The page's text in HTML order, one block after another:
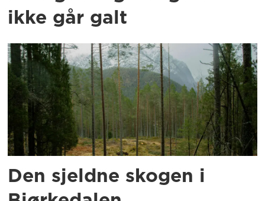
ikke går galt
Den sjeldne skogen i